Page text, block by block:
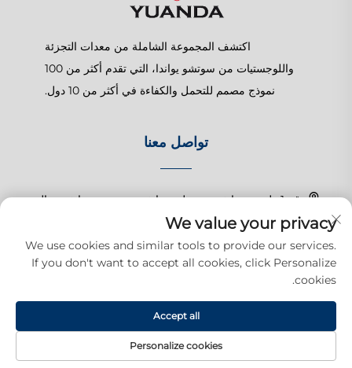
اكتشف المجموعة الشاملة من معدات التجزئة
واللوجستيات من سوتشو يواندا، التي تقدم أكثر من 100
نموذج مصمم للتحمل والكفاءة في أكثر من 10 دول.
تواصل معنا
رقم 1 طريق تشانغتشون، بلدة شانغهو، سوزهو، جيانغسو، الصين
+86-15150179453
[email protected]
حقوق النشر © 2025 شركة سوزهو يوودا للمنتجات التجارية المحدودة. جميع
الحقوق محفوظة.سياسة الخصوصية
We value your privacy
We use cookies and similar tools to provide our services.
If you don't want to accept all cookies, click Personalize
cookies.
Personalize cookies
Accept all